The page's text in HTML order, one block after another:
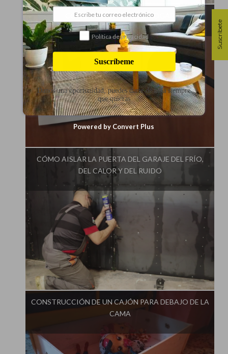
CÓMO DOMOTIZAR TU HOGAR
CÓMO AISLAR LA PUERTA DEL GARAJE DEL FRÍO,
DEL CALOR Y DEL RUIDO
Influencer:Aprendiendo en el Garaje
CONSTRUCCIÓN DE UN CAJÓN PARA DEBAJO DE LA
CAMA
Suscríbete
Política de privacidad
Suscríbeme
Danos una oportunidad, puedes darte de baja siempre
que quieras
Powered by Convert Plus